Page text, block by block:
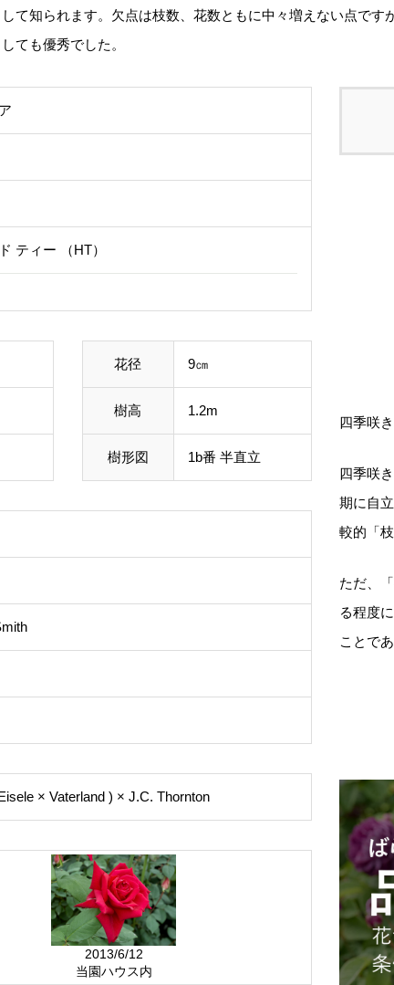
て知られます。欠点は枝数、花数ともに中々増えない点で
ても優秀でした。
ティー （HT）
花径 9㎝
樹高 1.2m
樹形図 1b番 半直立
× Vaterland ) × J.C. Thornton
2013/6/12
当園ハウス内
四季咲
四季咲
期に自
較的「
ただ、
る程度
ことで